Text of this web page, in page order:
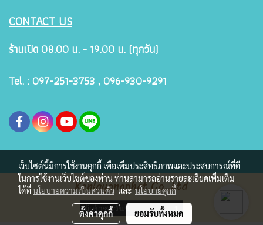
CONTACT US
ร้านเปิด 08.00 น. - 19.00 น. (ทุกวัน)
Tel. : 097-251-3753 , 096-930-9291
Kanlayanaphat.Co.,Ltd
ผู้เข้าชมวันนี้
เว็บไซต์นี้มีการใช้งานคุกกี้ เพื่อเพิ่มประสิทธิภาพและประสบการณ์ที่ดี
ในการใช้งานเว็บไซต์ของท่าน ท่านสามารถอ่านรายละเอียดเพิ่มเติม
ได้ที่นโยบายความเป็นส่วนตัวและนโยบายคุกกี้
ตั้งค่าคุกกี้ ยอมรับทั้งหมด